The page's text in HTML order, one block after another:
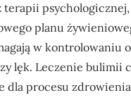
planu
w kontrolowaniu
lęk. Leczenie bulimii
dla procesu